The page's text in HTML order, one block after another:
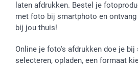
laten afdrukken. Bestel je
met foto bij smartphoto en ontvang
bij jou thuis!
Online je foto's afdrukken doe je bij
selecteren, opladen, een formaat